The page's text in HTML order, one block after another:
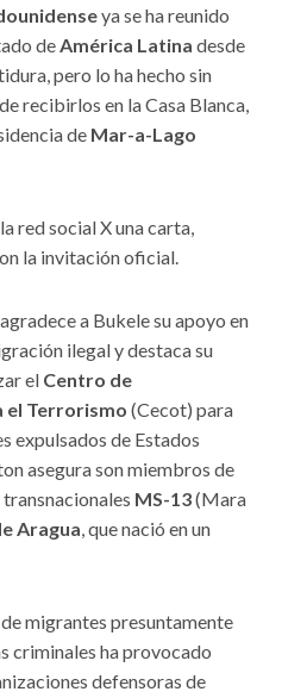
ya se ha reunido
deAmérica Latina desde
pero lo ha hecho sin
recibirlos en la Casa Blanca,
de Mar-a-Lago
red social X una carta,
la invitación oficial.
a Bukele su apoyo en
ilegal y destaca su
el Centro de
el Terrorismo (Cecot) para
expulsados de Estados
asegura son miembros de
MS-13(Mara
Aragua, que nació en un
migrantes presuntamente
criminales ha provocado
defensoras de